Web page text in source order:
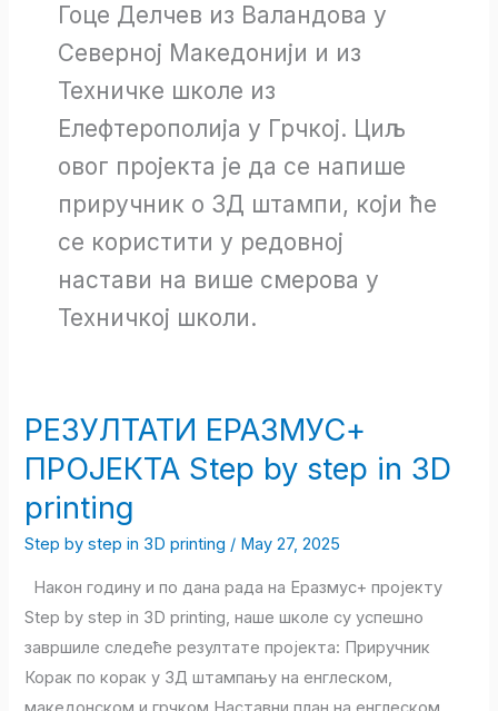
Гоце Делчев из Валандова у
Северној Македонији и из
Техничке школе из
Елефтерополија у Грчкој. Циљ
овог пројекта је да се напише
приручник о 3Д штампи, који ће
се користити у редовној
настави на више смерова у
Техничкој школи.
РЕЗУЛТАТИ ЕРАЗМУС+
ПРОЈЕКТА Step by step in 3D
printing
Step by step in 3D printing / May 27, 2025
Након годину и по дана рада на Еразмус+ пројекту
Step by step in 3D printing, наше школе су успешно
завршиле следеће резултате пројекта: Приручник
Корак по корак у 3Д штампању на енглеском,
РЕЗУЛТАТИ
ЕРАЗМУС+
ПРОЈЕКТА
Step
by